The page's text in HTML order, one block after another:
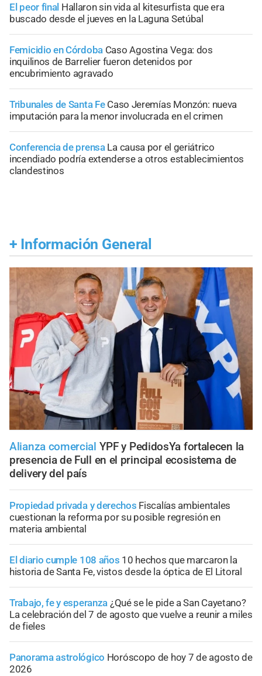
El peor final Hallaron sin vida al kitesurfista que era
buscado desde el jueves en la Laguna Setúbal
Femicidio en Córdoba Caso Agostina Vega: dos
inquilinos de Barrelier fueron detenidos por
encubrimiento agravado
Tribunales de Santa Fe Caso Jeremías Monzón: nueva
imputación para la menor involucrada en el crimen
Conferencia de prensa La causa por el geriátrico
incendiado podría extenderse a otros establecimientos
clandestinos
+ Información General
Alianza comercial YPF y PedidosYa fortalecen la
presencia de Full en el principal ecosistema de
delivery del país
Propiedad privada y derechos Fiscalías ambientales
cuestionan la reforma por su posible regresión en
materia ambiental
El diario cumple 108 años 10 hechos que marcaron la
historia de Santa Fe, vistos desde la óptica de El Litoral
Trabajo, fe y esperanza ¿Qué se le pide a San Cayetano?
La celebración del 7 de agosto que vuelve a reunir a miles
de fieles
Panorama astrológico Horóscopo de hoy 7 de agosto de
2026